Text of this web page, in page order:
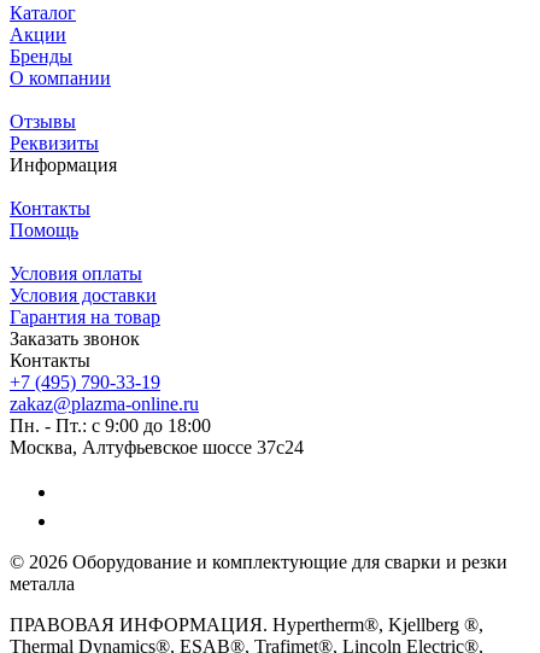
Каталог
Акции
Бренды
О компании
Отзывы
Реквизиты
Информация
Контакты
Помощь
Условия оплаты
Условия доставки
Гарантия на товар
Заказать звонок
Контакты
+7 (495) 790-33-19
zakaz@plazma-online.ru
Пн. - Пт.: с 9:00 до 18:00
Москва, Алтуфьевское шоссе 37с24
© 2026 Оборудование и комплектующие для сварки и резки
металла
ПРАВОВАЯ ИНФОРМАЦИЯ. Hypertherm®, Kjellberg ®,
Thermal Dynamics®, ESAB®, Trafimet®, Lincoln Electric®,